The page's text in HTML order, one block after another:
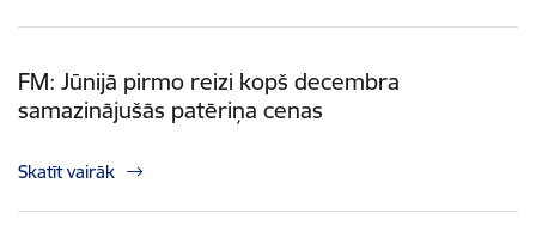
FM: Jūnijā pirmo reizi kopš decembra
samazinājušās patēriņa cenas
Skatīt vairāk